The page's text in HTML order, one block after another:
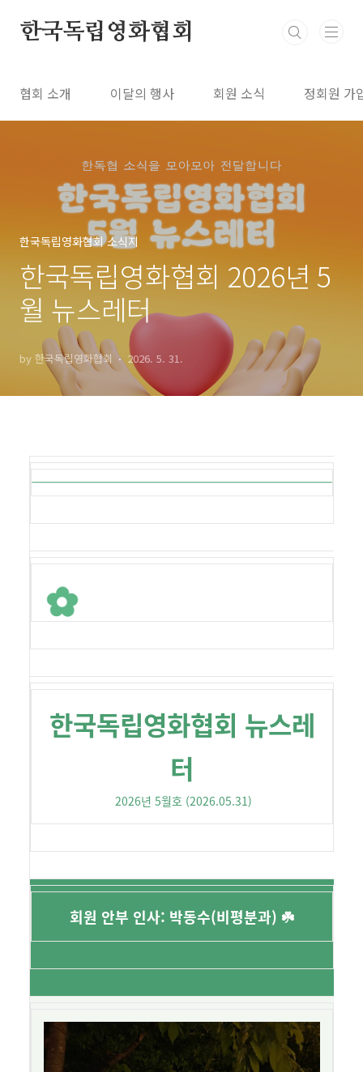
한국독립영화협회
협회 소개 이달의 행사 회원 소식 정회원 가
한국독립영화협회 소식지
한국독립영화협회 2026년 5
월 뉴스레터
by 한국독립영화협회 2026. 5. 31.
한국독립영화협회 뉴스레
터
2026년 5월호 (2026.05.31)
회원 안부 인사: 박동수(비평분과) ☘️